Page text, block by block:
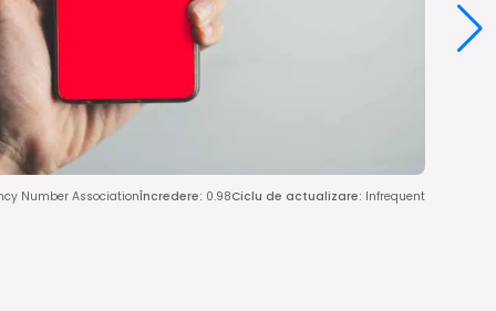
Number AssociationÎncredere: 0.98Ciclu de actualizare: Infrequent